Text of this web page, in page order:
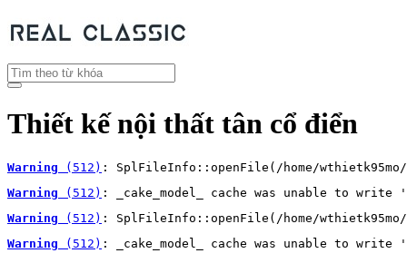
Thiết kế nội thất tân cổ điển
Warning (512) : SplFileInfo::openFile(/home/wthietk95mo/
Warning (512) : _cake_model_ cache was unable to
Warning (512) : SplFileInfo::openFile(/home/wthietk95mo/
Warning (512) : _cake_model_ cache was unable to